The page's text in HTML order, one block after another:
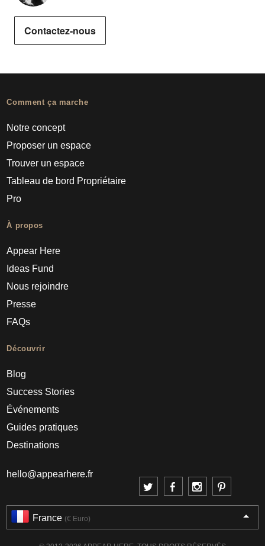
Contactez-nous
Comment ça marche
Notre concept
Proposer un espace
Trouver un espace
Tableau de bord Propriétaire
Pro
À propos
Appear Here
Ideas Fund
Nous rejoindre
Presse
FAQs
Découvrir
Blog
Success Stories
Événements
Guides pratiques
Destinations
hello@appearhere.fr
France (€ Euro)